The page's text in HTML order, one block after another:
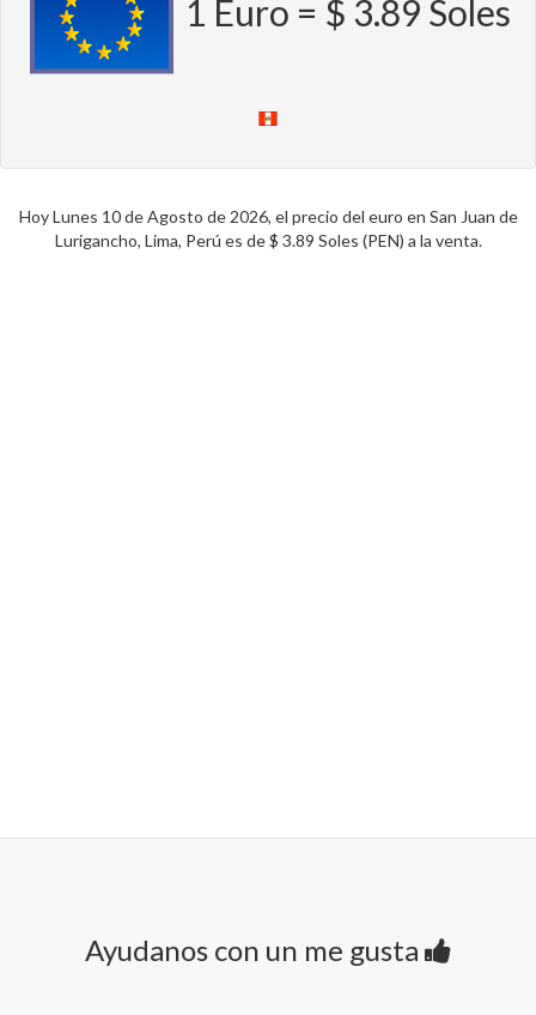
1 Euro = $ 3.89 Soles
Hoy Lunes 10 de Agosto de 2026, el precio del euro en San Juan de
Lurigancho, Lima, Perú es de $ 3.89 Soles (PEN) a la venta.
Ayudanos con un me gusta